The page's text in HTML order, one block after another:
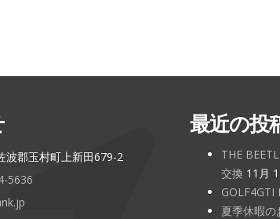
波郡玉村町上新田679-2
5636
最近の投
THE
交換 11月
GOLF4GTI
夏季休暇の